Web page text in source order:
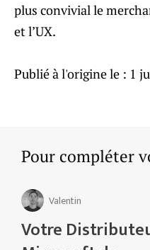
plus convivial le
et l’UX.
Publié à l'origine le : 1
Pour compléter
Valentin
Votre